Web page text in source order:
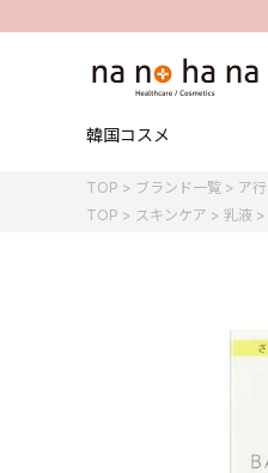
韓国コスメ
TOP ブランド一覧 ア行
TOP
スキンケア 乳液